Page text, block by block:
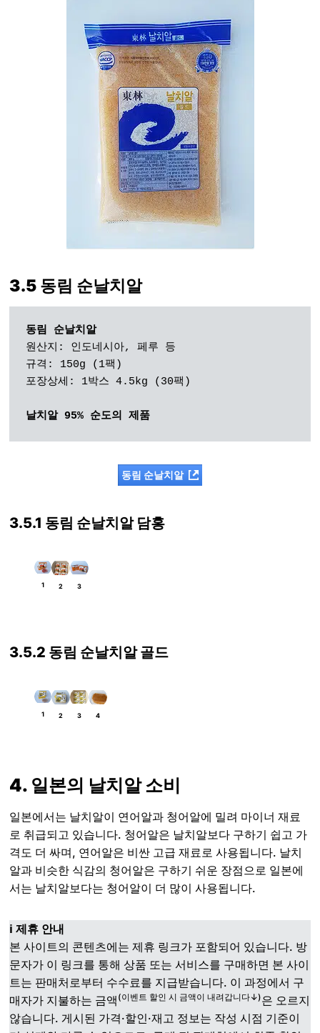
3.5 동림 순날치알
동림 순날치알
원산지: 인도네시아, 페루 등
규격: 150g (1팩)
포장상세: 1박스 4.5kg (30팩)
날치알 95% 순도의 제품
동림 순날치알
3.5.1 동림 순날치알 담홍
1 2 3
3.5.2 동림 순날치알 골드
1 2 3 4
4. 일본의 날치알 소비
일본에서는 날치알이 연어알과 청어알에 밀려 마이너 재료
로 취급되고 있습니다. 청어알은 날치알보다 구하기 쉽고 가
격도 더 싸며, 연어알은 비싼 고급 재료로 사용됩니다. 날치
알과 비슷한 식감의 청어알은 구하기 쉬운 장점으로 일본에
서는 날치알보다는 청어알이 더 많이 사용됩니다.
ℹ️ 제휴 안내
본 사이트의 콘텐츠에는 제휴 링크가 포함되어 있습니다. 방
문자가 이 링크를 통해 상품 또는 서비스를 구매하면 본 사이
트는 판매처로부터 수수료를 지급받습니다. 이 과정에서 구
매자가 지불하는 금액 (이벤트 할인 시 금액이 내려갑니다↓)은 오르지
않습니다. 게시된 가격·할인·재고 정보는 작성 시점 기준이